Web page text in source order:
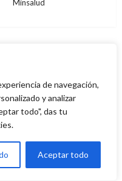
de navegación,
y analizar
todo", das tu
Aceptar todo
Minsalud